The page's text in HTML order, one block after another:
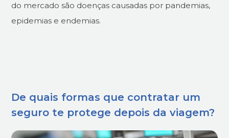
do mercado são doenças causadas por pandemias,
epidemias e endemias.
De quais formas que contratar um
seguro te protege depois da viagem?